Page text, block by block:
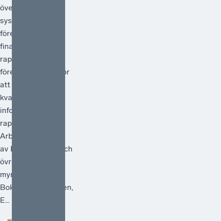
översyn av
systemet för
företagens
finansiella
rapportering och
föreslå åtgärder för
att förstärka
kvaliteten i den
information som
rapporteras.
Arbetet ska ledas
av Bolagsverket och
övriga deltagande
myndigheter är
Bokföringsnämnden,
E...